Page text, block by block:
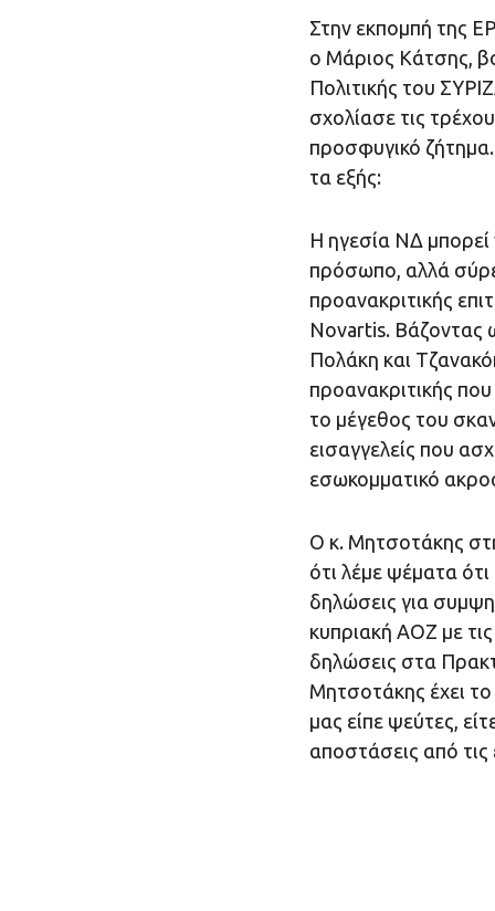
Στην εκπομπή της
ο Μάριος Κάτσης,
Πολιτικής του
σχολίασε τις
προσφυγικό
τα εξής:
Η ηγεσία ΝΔ μπορεί
πρόσωπο, αλλά
προανακριτικής
Novartis. Βάζοντας
Πολάκη και
προανακριτικής
το μέγεθος του
εισαγγελείς που
εσωκομματικό
Ο κ. Μητσοτάκης
ότι λέμε ψέματα
δηλώσεις για
κυπριακή ΑΟΖ με
δηλώσεις στα
Μητσοτάκης έχει
μας είπε ψεύτες,
αποστάσεις από τις